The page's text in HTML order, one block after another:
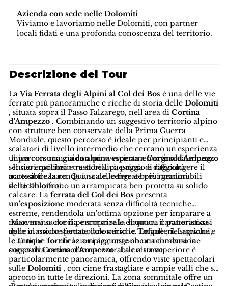
Azienda con sede nelle Dolomiti
Viviamo e lavoriamo nelle Dolomiti, con partner
locali fidati e una profonda conoscenza del territorio.
Descrizione del Tour
LaVia Ferrata degli Alpini al Col dei Bos è una delle vie
ferrate più panoramiche e ricche di storia delleDolomiti
, situata sopra il Passo Falzarego, nell'area diCortina
d'Ampezzo . Combinando un suggestivo territorio alpino
con strutture ben conservate della Prima Guerra
Mondiale, questo percorso è ideale per principianti e
scalatori di livello intermedio che cercano un'esperienza
unica con unaguida alpina esperta a Cortina d'Ampezzo
. Il suo equilibrio tra storia, paesaggio e difficoltà
accessibile la rende una delle ferrate più memorabili
delle Dolomiti.
Il percorso inizia con un avvicinamento graduale lungo
sentieri rocciosi e resti bellici, prima di raggiungere il
tratto attrezzato. Qui, scale, cenge e brevi gradini
verticali offrono un'arrampicata ben protetta su solido
calcare. Laferrata del Col dei Bos presenta
un'esposizione moderata senza difficoltà tecniche
estreme, rendendola un'ottima opzione per imparare a
muoversi su roccia e scoprire la struttura caratteristica
delle classiche ferrate dolomitiche. Le gallerie storiche e
le antiche fortificazioni aggiungono una dimensione
suggestiva raramente riscontrabile altrove.
Man mano che il percorso sale di quota, il panorama si
apre in modo spettacolare verso leTofane, il Lagazuoi,
le Cinque Torri e le ampie creste che circondano la
concadi Cortina d'Ampezzo. La cresta superiore è
particolarmente panoramica, offrendo viste spettacolari
sulleDolomiti , con cime frastagliate e ampie valli che si
aprono in tutte le direzioni. La zona sommitale offre un